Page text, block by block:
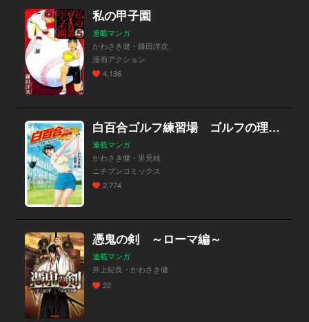
私の甲子園
連載マンガ
かわさき健・鎌田洋次
漫画アクション
4,136
白百合ゴルフ練習場 ゴルフの理想と現実編
連載マンガ
かわさき健・里見桂
ニチブンコミックス
2,774
憑鬼の剣 ～ローマ編～
連載マンガ
井上紀良・かわさき健
22